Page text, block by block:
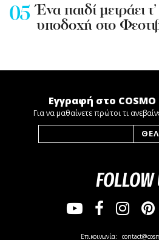
Ένα παιδί μετράει
υποδοχή στο
Εγγραφή στο COSMO
Για να μαθαίνετε πρώτοι τι
FOLLOW
Επικοινωνία: